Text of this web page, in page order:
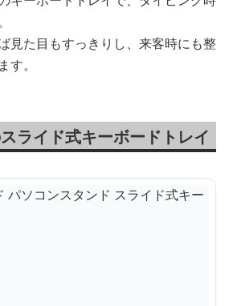
見た目もすっきりし、来客時にも整
す。
ライド式キーボードトレイ